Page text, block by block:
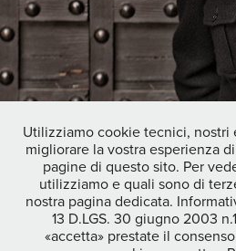
↑ Back to
STEFANO OPPO photographer|video
MILANO SOC COOP - c.f./p.iva
Utilizziamo cookie tecnici, nostri
migliorare la vostra esperienza
pagine di questo sito. Per
utilizziamo e quali sono di
nostra pagina dedicata.
13 D.LGS. 30 giugno 2003
«accetta» prestate il